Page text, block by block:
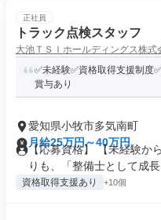
正社員
トラック点検スタッフ
大池ＴＳＩホールディングス株式
✅️未経験✅️資格取得支援制度
賞与あり
愛知県小牧市多気南町
月給25万円～40万円
【応募資格】 【未経験か
りも、「整備士として成長
資格取得支援あり +10個